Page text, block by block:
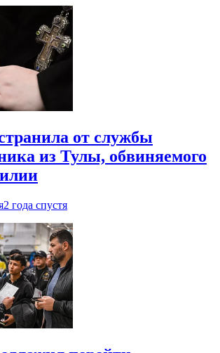
от службы
из Тулы, обвиняемого
2 года спустя